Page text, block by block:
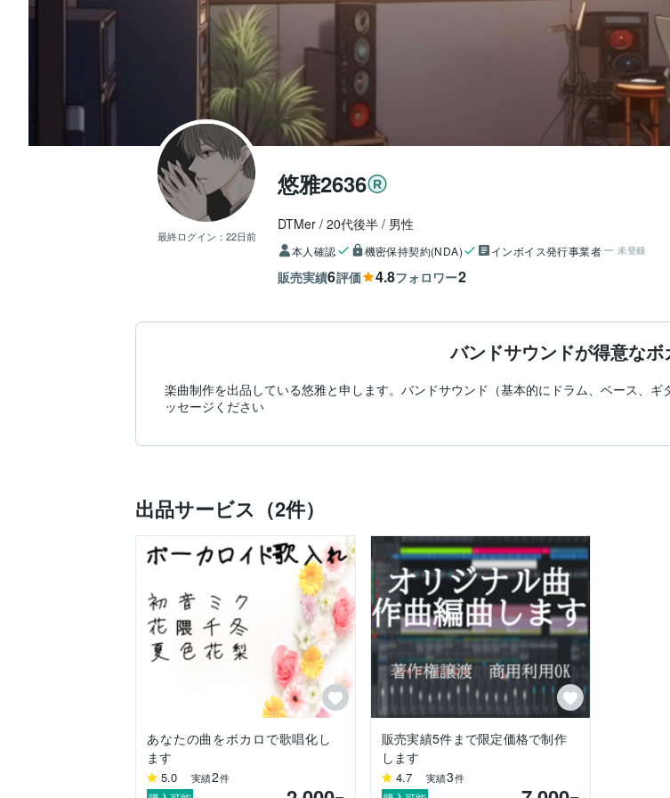
最終ログイン： 22日前
悠雅2636
DTMer 20代後半 男性
本人確認 機密保持契約(NDA) インボイス発行事業者 未登録
販売実績6評価 4.8フォロワー2
バンドサウンドが得意な
楽曲制作を出品している悠雅と申します。バンドサウンド（基本的にドラム、ベース、
出品サービス（2件）
あなたの曲をボカロで歌唱化し
ます
5.0 実績2件
販売実績5件まで限定価格で制作
します
4.7 実績3件